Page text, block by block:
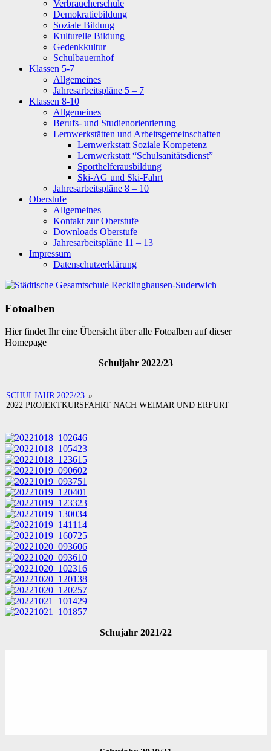
Verbraucherschule
Demokratiebildung
Soziale Bildung
Kulturelle Bildung
Gedenkkultur
Schulbauernhof
Klassen 5-7
Allgemeines
Jahresarbeitspläne 5 – 7
Klassen 8-10
Allgemeines
Berufs- und Studienorientierung
Lernwerkstätten und Arbeitsgemeinschaften
Lernwerkstatt Soziale Kompetenz
Lernwerkstatt “Schulsanitätsdienst”
Sporthelferausbildung
Ski-AG und Ski-Fahrt
Jahresarbeitspläne 8 – 10
Oberstufe
Allgemeines
Kontakt zur Oberstufe
Downloads Oberstufe
Jahresarbeitspläne 11 – 13
Impressum
Datenschutzerklärung
Fotoalben
Hier findet Ihr eine Übersicht über alle Fotoalben auf dieser
Homepage
Schuljahr 2022/23
SCHULJAHR 2022/23 »
2022 PROJEKTKURSFAHRT NACH WEIMAR UND ERFURT
Schujahr 2021/22